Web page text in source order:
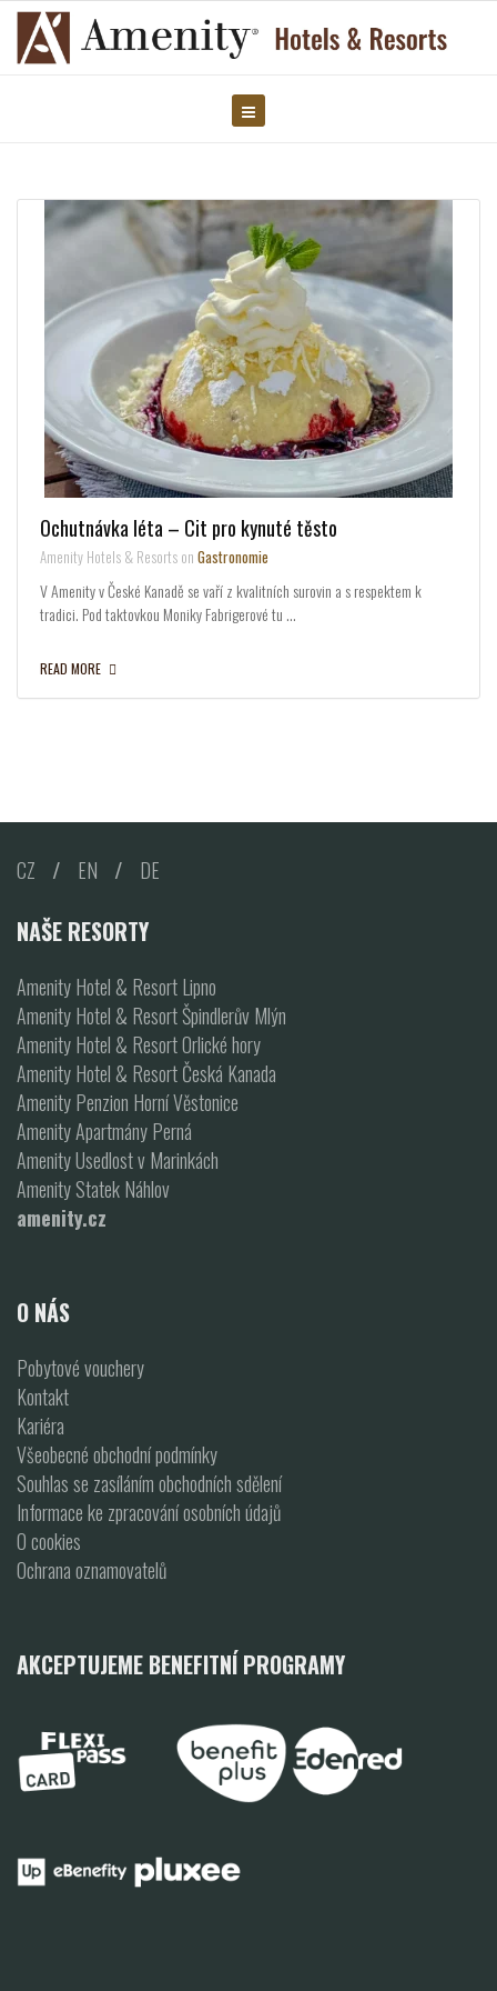
Ochutnávka léta – Cit pro kynuté těsto
Amenity Hotels & Resorts on Gastronomie
V Amenity v České Kanadě se vaří z kvalitních surovin a s respektem k
tradici. Pod taktovkou Moniky Fabrigerové tu …
READ MORE
CZ / EN / DE
NAŠE RESORTY
Amenity Hotel & Resort Lipno
Amenity Hotel & Resort Špindlerův Mlýn
Amenity Hotel & Resort Orlické hory
Amenity Hotel & Resort Česká Kanada
Amenity Penzion Horní Věstonice
Amenity Apartmány Perná
Amenity Usedlost v Marinkách
Amenity Statek Náhlov
amenity.cz
O NÁS
Pobytové vouchery
Kontakt
Kariéra
Všeobecné obchodní podmínky
Souhlas se zasíláním obchodních sdělení
Informace ke zpracování osobních údajů
O cookies
Ochrana oznamovatelů
AKCEPTUJEME BENEFITNÍ PROGRAMY